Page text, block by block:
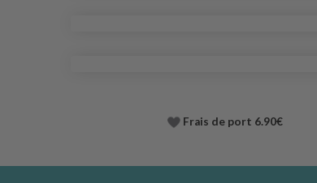
Frais de port 6.90€